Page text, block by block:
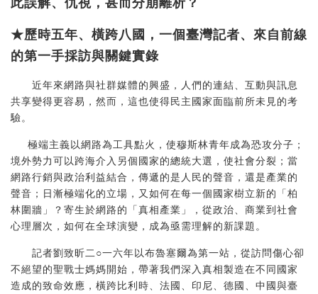
★歷時五年、橫跨八國，一個臺灣記者、來自前線
的第一手採訪與關鍵實錄
近年來網路與社群媒體的興盛，人們的連結、互動與訊息
共享變得更容易，然而，這也使得民主國家面臨前所未見的考
驗。
極端主義以網路為工具點火，使穆斯林青年成為恐攻分子；
境外勢力可以跨海介入另個國家的總統大選，使社會分裂；當
網路行銷與政治利益結合，傳遞的是人民的聲音，還是產業的
聲音；日漸極端化的立場，又如何在每一個國家樹立新的「柏
林圍牆」？寄生於網路的「真相產業」，從政治、商業到社會
心理層次，如何在全球演變，成為亟需理解的新課題。
記者劉致昕二○一六年以布魯塞爾為第一站，從訪問傷心卻
不絕望的聖戰士媽媽開始，帶著我們深入真相製造在不同國家
造成的致命效應，橫跨比利時、法國、印尼、德國、中國與臺